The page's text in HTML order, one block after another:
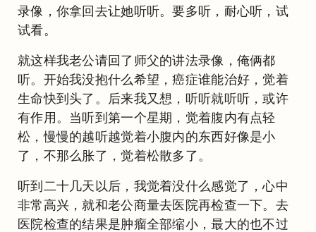
录像，你拿回去让她听听。要多听，耐心听，试
试看。
就这样我老公请回了师父的讲法录像，俺俩都
听。开始我没抱什么希望，癌症谁能治好，觉着
生命快到头了。后来我又想，听听就听听，或许
有作用。当听到第一个星期，觉着腹内有点轻
松，慢慢的越听越觉着小腹内的东西好像是小
了，不那么胀了，觉着松散多了。
听到二十几天以后，我觉着没什么感觉了，心中
非常高兴，就和老公商量去医院再检查一下。去
医院检查的结果是肿瘤全部缩小，最大的也不过